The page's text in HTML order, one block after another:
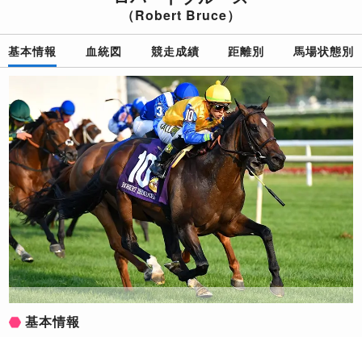
（Robert Bruce）
基本情報 血統図 競走成績 距離別 馬場状態別
基本情報